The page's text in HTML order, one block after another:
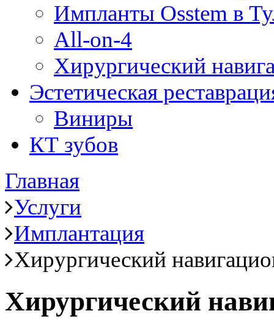
Импланты Osstem в
All-on-4
Хирургический
Эстетическая
Виниры
КТ зубов
Главная
Услуги
Имплантация
Хирургический
Хирургический